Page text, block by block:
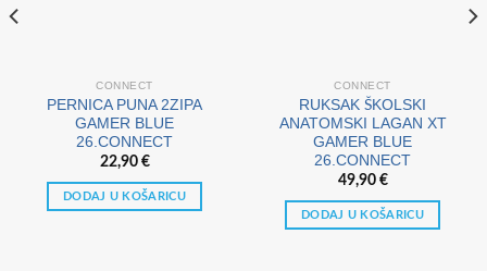
CONNECT
PERNICA PUNA 2ZIPA
GAMER BLUE
26.CONNECT
22,90 €
DODAJ U KOŠARICU
CONNECT
RUKSAK ŠKOLSKI
ANATOMSKI LAGAN XT
GAMER BLUE
26.CONNECT
49,90 €
DODAJ U KOŠARICU